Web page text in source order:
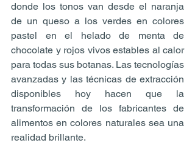
donde los tonos van desde el naranja
de un queso a los verdes en colores
pastel en el helado de menta de
chocolate y rojos vivos estables al calor
para todas sus botanas. Las tecnologías
avanzadas y las técnicas de extracción
disponibles hoy hacen que la
transformación de los fabricantes de
alimentos en colores naturales sea una
realidad brillante.